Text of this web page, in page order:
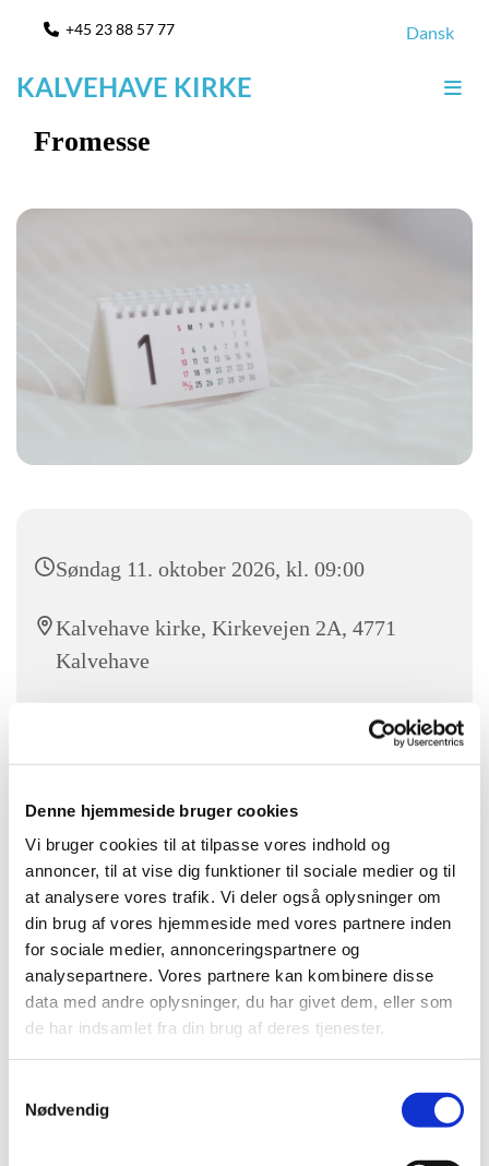
Denne hjemmeside bruger cookies
Vi bruger cookies til at tilpasse vores indhold og
annoncer, til at vise dig funktioner til sociale medier og til
at analysere vores trafik. Vi deler også oplysninger om
din brug af vores hjemmeside med vores partnere inden
for sociale medier, annonceringspartnere og
analysepartnere. Vores partnere kan kombinere disse
data med andre oplysninger, du har givet dem, eller som
de har indsamlet fra din brug af deres tjenester.
Nødvendig
 +45 23 88 57 77 Dansk
KALVEHAVE KIRKE
Fromesse
Søndag 11. oktober 2026, kl. 09:00
Kalvehave kirke, Kirkevejen 2A, 4771
Kalvehave
Vel mødt til fromesse i Kalvehave kirke